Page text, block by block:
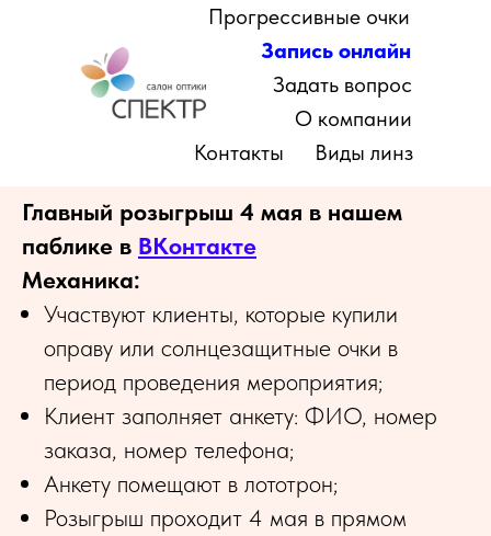
Прогрессивные очки
Виды линз
О компании
Запись онлайн
Задать вопрос
Контакты
Главный розыгрыш 4 мая в нашем
паблике в ВКонтакте
Механика:
Участвуют клиенты, которые купили
оправу или солнцезащитные очки в
период проведения мероприятия;
Клиент заполняет анкету: ФИО, номер
заказа, номер телефона;
Анкету помещают в лототрон;
Розыгрыш проходит 4 мая в прямом